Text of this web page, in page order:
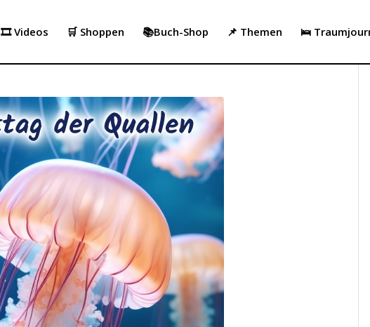
🎞️ Videos 🛒 Shoppen 📚Buch-Shop 📌 Themen 🛌